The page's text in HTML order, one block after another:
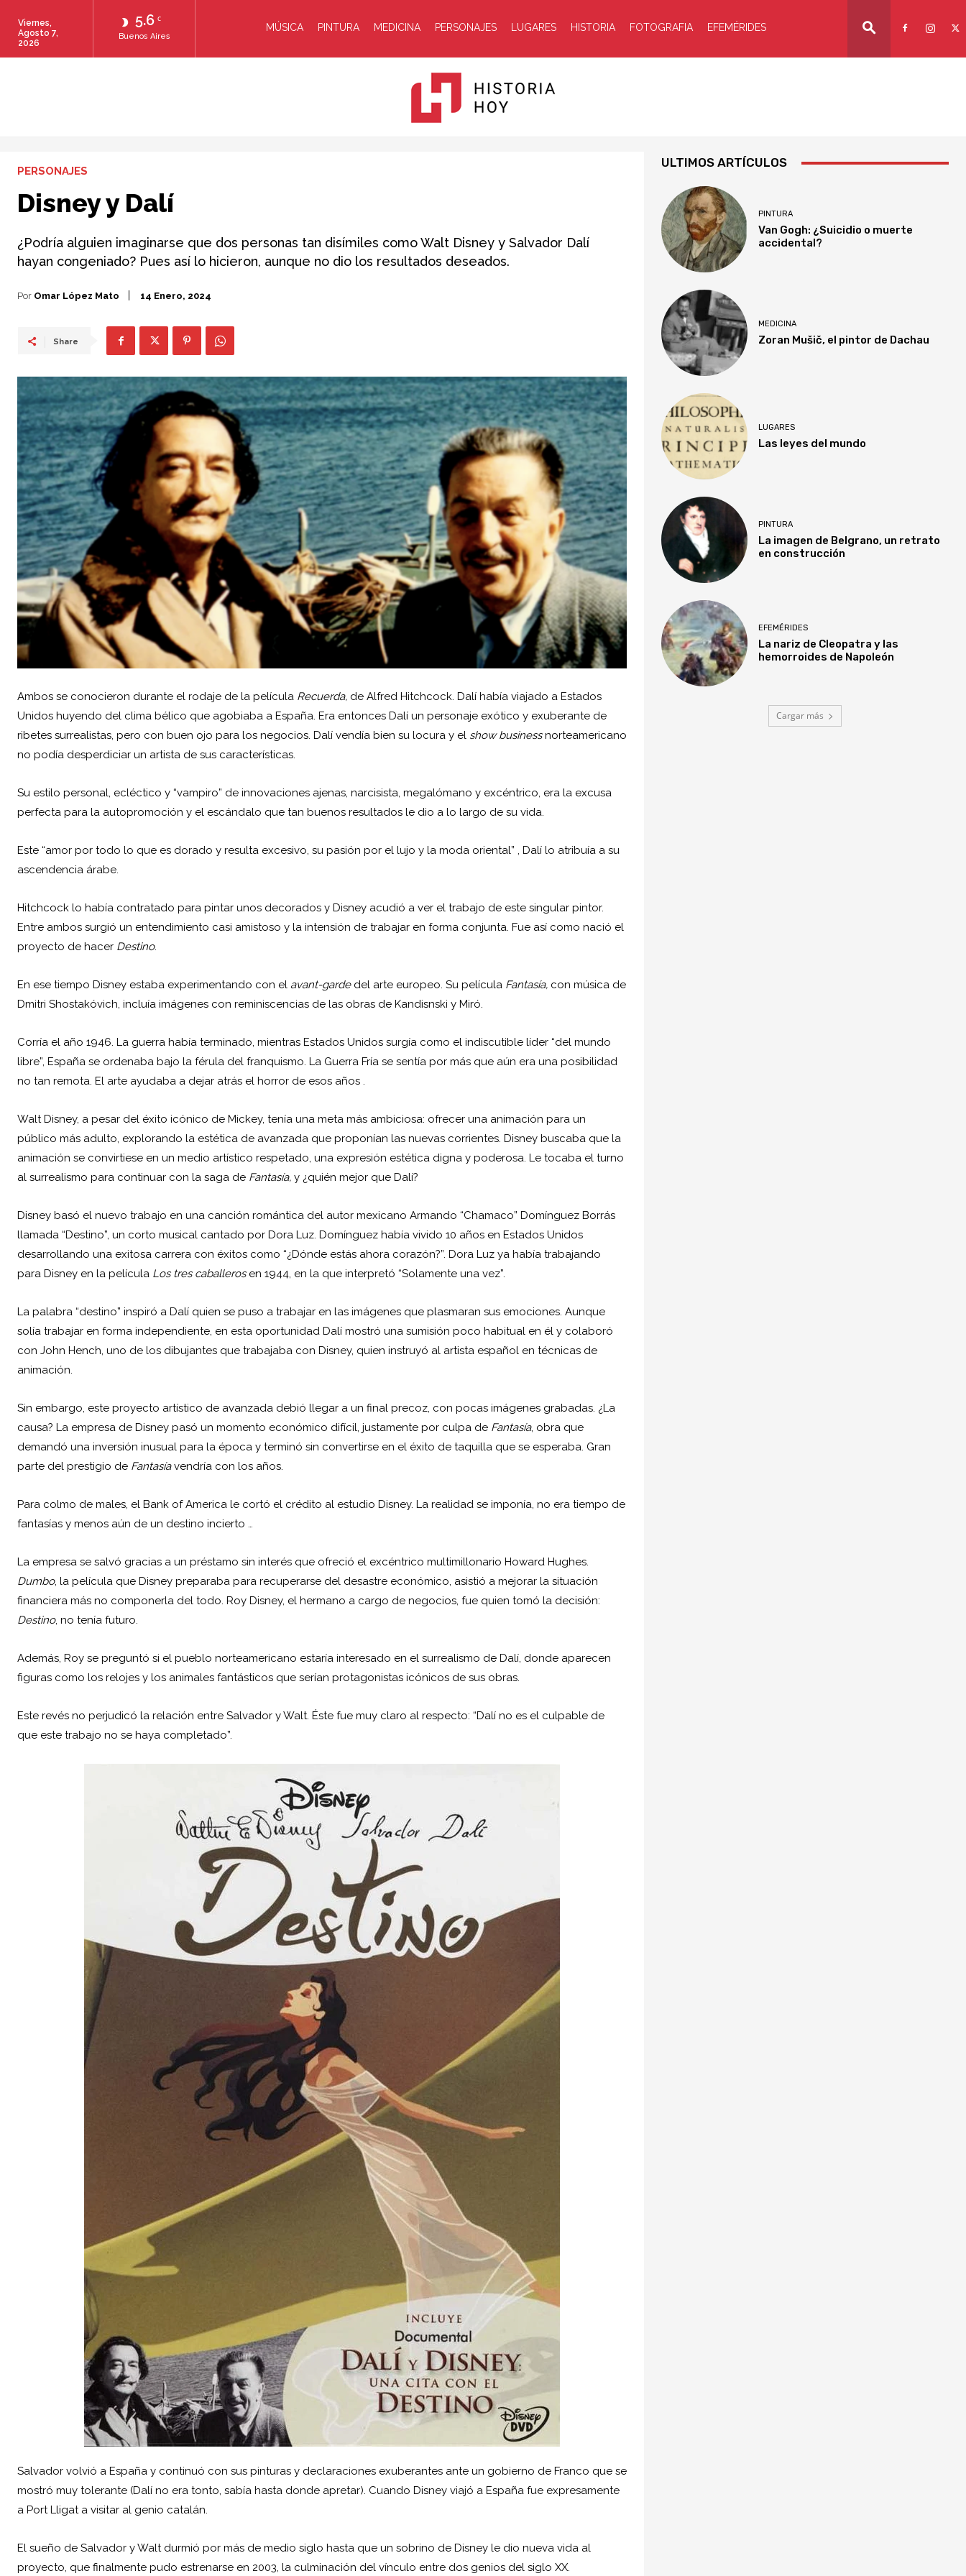
5.6 C
Buenos Aires
Viernes,
Agosto 7,
2026
MÚSICA PINTURA MEDICINA PERSONAJES LUGARES HISTORIA FOTOGRAFIA EFEMÉRIDES
PERSONAJES
Disney y Dalí
¿Podría alguien imaginarse que dos personas tan disímiles como Walt Disney y Salvador Dalí
hayan congeniado? Pues así lo hicieron, aunque no dio los resultados deseados.
Por Omar López Mato 14 Enero, 2024
Share
Ambos se conocieron durante el rodaje de la película Recuerda, de Alfred Hitchcock. Dalí había viajado a Estados
Unidos huyendo del clima bélico que agobiaba a España. Era entonces Dalí un personaje exótico y exuberante de
ribetes surrealistas, pero con buen ojo para los negocios. Dalí vendía bien su locura y el show businessnorteamericano
no podía desperdiciar un artista de sus características.
Su estilo personal, ecléctico y “vampiro” de innovaciones ajenas, narcisista, megalómano y excéntrico, era la excusa
perfecta para la autopromoción y el escándalo que tan buenos resultados le dio a lo largo de su vida.
Este “amor por todo lo que es dorado y resulta excesivo, su pasión por el lujo y la moda oriental” , Dalí lo atribuía a su
ascendencia árabe.
Hitchcock lo había contratado para pintar unos decorados y Disney acudió a ver el trabajo de este singular pintor.
Entre ambos surgió un entendimiento casi amistoso y la intensión de trabajar en forma conjunta. Fue así como nació el
proyecto de hacer Destino.
En ese tiempo Disney estaba experimentando con el avant-gardedel arte europeo. Su película Fantasía, con música de
Dmitri Shostakóvich, incluía imágenes con reminiscencias de las obras de Kandisnski y Miró.
Corría el año 1946. La guerra había terminado, mientras Estados Unidos surgía como el indiscutible líder “del mundo
libre”, España se ordenaba bajo la férula del franquismo. La Guerra Fría se sentía por más que aún era una posibilidad
no tan remota. El arte ayudaba a dejar atrás el horror de esos años .
Walt Disney, a pesar del éxito icónico de Mickey, tenía una meta más ambiciosa: ofrecer una animación para un
público más adulto, explorando la estética de avanzada que proponían las nuevas corrientes. Disney buscaba que la
animación se convirtiese en un medio artístico respetado, una expresión estética digna y poderosa. Le tocaba el turno
al surrealismo para continuar con la saga de Fantasía, y ¿quién mejor que Dalí?
Disney basó el nuevo trabajo en una canción romántica del autor mexicano Armando “Chamaco” Domínguez Borrás
llamada “Destino”, un corto musical cantado por Dora Luz. Domínguez había vivido 10 años en Estados Unidos
desarrollando una exitosa carrera con éxitos como “¿Dónde estás ahora corazón?”. Dora Luz ya había trabajando
para Disney en la película Los tres caballerosen 1944, en la que interpretó “Solamente una vez”.
La palabra “destino” inspiró a Dalí quien se puso a trabajar en las imágenes que plasmaran sus emociones. Aunque
solía trabajar en forma independiente, en esta oportunidad Dalí mostró una sumisión poco habitual en él y colaboró
con John Hench, uno de los dibujantes que trabajaba con Disney, quien instruyó al artista español en técnicas de
animación.
Sin embargo, este proyecto artístico de avanzada debió llegar a un final precoz, con pocas imágenes grabadas. ¿La
causa? La empresa de Disney pasó un momento económico difícil, justamente por culpa de Fantasía, obra que
demandó una inversión inusual para la época y terminó sin convertirse en el éxito de taquilla que se esperaba. Gran
parte del prestigio de Fantasíavendría con los años.
Para colmo de males, el Bank of America le cortó el crédito al estudio Disney. La realidad se imponía, no era tiempo de
fantasías y menos aún de un destino incierto …
La empresa se salvó gracias a un préstamo sin interés que ofreció el excéntrico multimillonario Howard Hughes.
Dumbo, la película que Disney preparaba para recuperarse del desastre económico, asistió a mejorar la situación
financiera más no componerla del todo. Roy Disney, el hermano a cargo de negocios, fue quien tomó la decisión:
Destino, no tenía futuro.
Además, Roy se preguntó si el pueblo norteamericano estaría interesado en el surrealismo de Dalí, donde aparecen
figuras como los relojes y los animales fantásticos que serían protagonistas icónicos de sus obras.
Este revés no perjudicó la relación entre Salvador y Walt. Éste fue muy claro al respecto: “Dalí no es el culpable de
que este trabajo no se haya completado”.
Salvador volvió a España y continuó con sus pinturas y declaraciones exuberantes ante un gobierno de Franco que se
mostró muy tolerante (Dalí no era tonto, sabía hasta donde apretar). Cuando Disney viajó a España fue expresamente
a Port Lligat a visitar al genio catalán.
El sueño de Salvador y Walt durmió por más de medio siglo hasta que un sobrino de Disney le dio nueva vida al
proyecto, que finalmente pudo estrenarse en 2003, la culminación del vínculo entre dos genios del siglo XX.
ULTIMOS ARTÍCULOS
PINTURA
Van Gogh: ¿Suicidio o muerte
accidental?
MEDICINA
Zoran Mušič, el pintor de Dachau
LUGARES
Las leyes del mundo
PINTURA
La imagen de Belgrano, un retrato
en construcción
EFEMÉRIDES
La nariz de Cleopatra y las
hemorroides de Napoleón
Cargar más